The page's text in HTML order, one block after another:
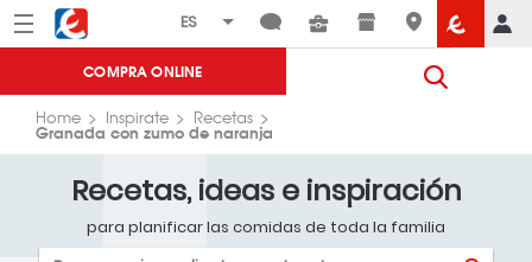
Menú Eroski
COMPRA ONLINE
Home Inspirate Recetas
Granada con zumo de naranja
Recetas, ideas e inspiración
para planificar las comidas de toda la familia